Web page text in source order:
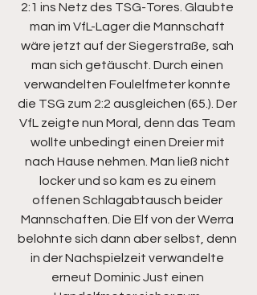
2:1 ins Netz des TSG-Tores. Glaubte
man im VfL-Lager die Mannschaft
wäre jetzt auf der Siegerstraße, sah
man sich getäuscht. Durch einen
verwandelten Foulelfmeter konnte
die TSG zum 2:2 ausgleichen (65.). Der
VfL zeigte nun Moral, denn das Team
wollte unbedingt einen Dreier mit
nach Hause nehmen. Man ließ nicht
locker und so kam es zu einem
offenen Schlagabtausch beider
Mannschaften. Die Elf von der Werra
belohnte sich dann aber selbst, denn
in der Nachspielzeit verwandelte
erneut Dominic Just einen